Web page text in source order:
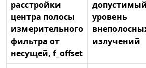
расстройки
центра полосы
измерительного
фильтра от
несущей, f_offset
уровень
излучений